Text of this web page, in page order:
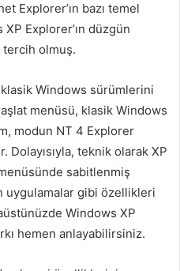
Explorer’ın bazı temel
Explorer’ın düzgün
tercih olmuş.
Windows sürümlerini
menüsü, klasik Windows
modun NT 4 Explorer
Dolayısıyla, teknik olarak XP
sabitlenmiş
uygulamalar gibi özellikleri
Windows XP
hemen anlayabilirsiniz.